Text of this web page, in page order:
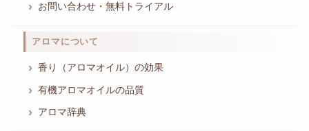
お問い合わせ・無料トライアル
アロマについて
香り（アロマオイル）の効果
有機アロマオイルの品質
アロマ辞典